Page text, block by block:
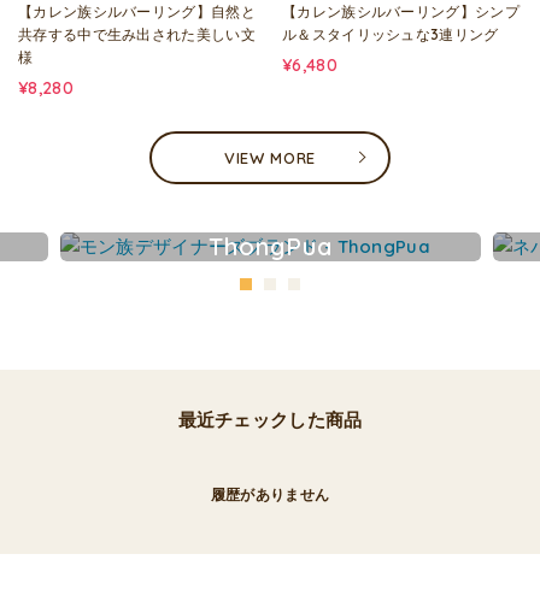
【カレン族シルバーリング】自然と
共存する中で生み出された美しい文
様
¥8,280
【カレン族シルバーリング】シンプ
ル＆スタイリッシュな3連リング
¥6,480
VIEW MORE
ThongPua
最近チェックした商品
履歴がありません